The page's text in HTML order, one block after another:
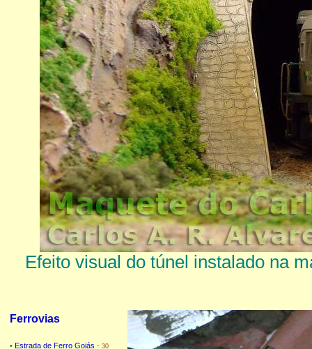
Efeito visual do túnel instalado na
Ferrovias
• Estrada de Ferro Goiás - 30